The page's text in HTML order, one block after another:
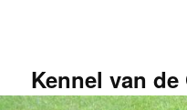
inhoudKennel van de